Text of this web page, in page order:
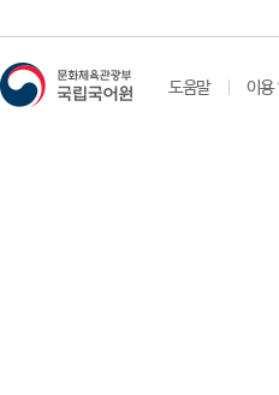
도움말 이용